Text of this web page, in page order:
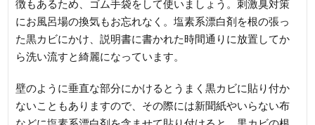
徴もあるため、ゴム手袋をして使いましょう。刺激臭対策
にお風呂場の換気もお忘れなく。塩素系漂白剤を根の張っ
た黒カビにかけ、説明書に書かれた時間通りに放置してか
ら洗い流すと綺麗になっています。
壁のように垂直な部分にかけるとうまく黒カビに貼り付か
ないこともありますので、その際には新聞紙やいらない布